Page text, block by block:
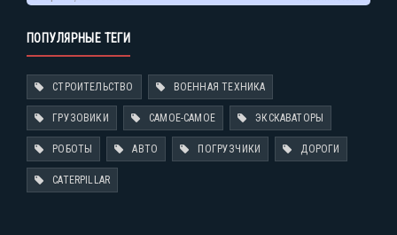
ПОПУЛЯРНЫЕ ТЕГИ
СТРОИТЕЛЬСТВО ВОЕННАЯ ТЕХНИКА
ГРУЗОВИКИ САМОЕ-САМОЕ ЭКСКАВАТОРЫ
РОБОТЫ АВТО ПОГРУЗЧИКИ ДОРОГИ
CATERPILLAR